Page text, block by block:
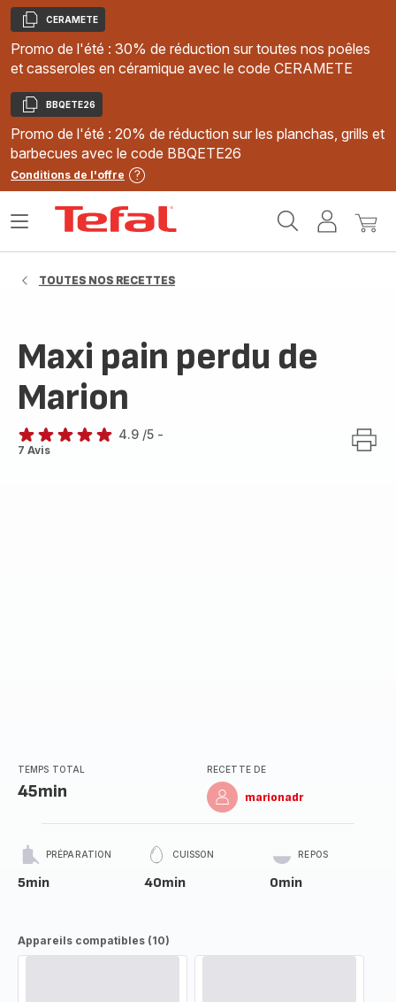
Copier
CERAMETE
Promo de l'été : 30% de réduction sur toutes nos poêles
et casseroles en céramique avec le code CERAMETE
Copier
BBQETE26
Promo de l'été : 20% de réduction sur les planchas, grills et
barbecues avec le code BBQETE26
Conditions de l'offre
MonMon
Ouvrir
TOUTES NOS RECETTES
Maxi pain perdu de
Marion
ratings.4.9
4.9 /5 -
7 Avis
TEMPS TOTAL
45min
RECETTE DE
marionadr
PRÉPARATION
5min
CUISSON
40min
REPOS
0min
Appareils compatibles (10)